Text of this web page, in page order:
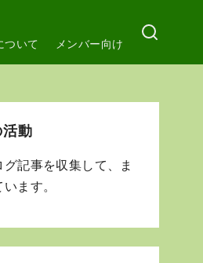
ついて メンバー向け
動
記事を収集して、ま
ます。